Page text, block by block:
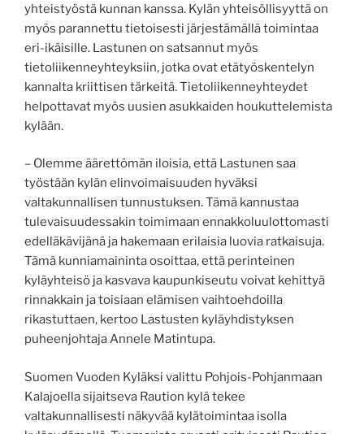
yhteistyöstä kunnan kanssa. Kylän yhteisöllisyyttä on
myös parannettu tietoisesti järjestämällä toimintaa
eri-ikäisille. Lastunen on satsannut myös
tietoliikenneyhteyksiin, jotka ovat etätyöskentelyn
kannalta kriittisen tärkeitä. Tietoliikenneyhteydet
helpottavat myös uusien asukkaiden houkuttelemista
kylään.
– Olemme äärettömän iloisia, että Lastunen saa
työstään kylän elinvoimaisuuden hyväksi
valtakunnallisen tunnustuksen. Tämä kannustaa
tulevaisuudessakin toimimaan ennakkoluulottomasti
edelläkävijänä ja hakemaan erilaisia luovia ratkaisuja.
Tämä kunniamaininta osoittaa, että perinteinen
kyläyhteisö ja kasvava kaupunkiseutu voivat kehittyä
rinnakkain ja toisiaan elämisen vaihtoehdoilla
rikastuttaen, kertoo Lastusten kyläyhdistyksen
puheenjohtaja Annele Matintupa.
Suomen Vuoden Kyläksi valittu Pohjois-Pohjanmaan
Kalajoella sijaitseva Raution kylä tekee
valtakunnallisesti näkyvää kylätoimintaa isolla